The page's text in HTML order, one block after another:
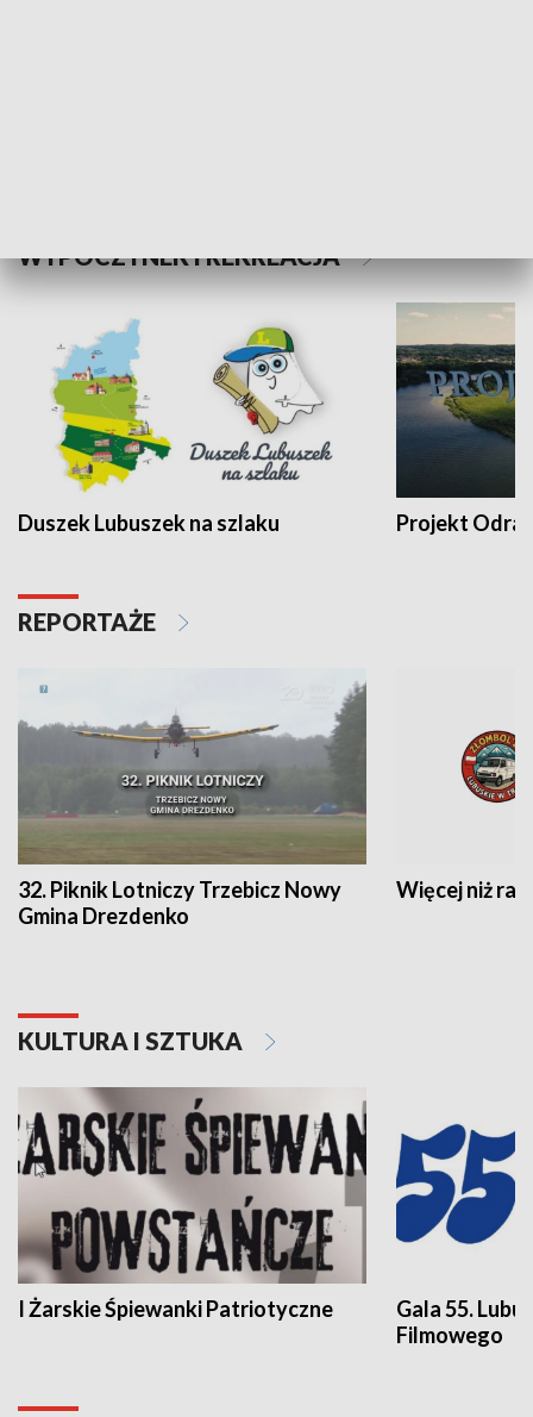
WYPOCZYNEK I REKREACJA
Duszek Lubuszek na szlaku Projekt Odra
REPORTAŻE
32. Piknik Lotniczy Trzebicz Nowy
Gmina Drezdenko
Więcej niż rajd
KULTURA I SZTUKA
I Żarskie Śpiewanki Patriotyczne
Gala 55.
Filmowego